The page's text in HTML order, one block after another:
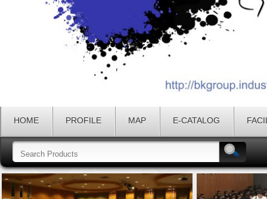
HOME PROFILE MAP E-CATALOG